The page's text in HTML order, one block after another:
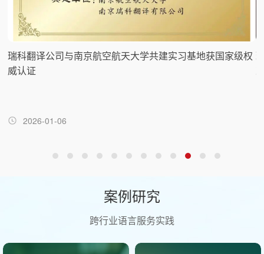
瑞科翻译公司与南京航空航天大学共建实习基地获国家级权
威认证
2026-01-06
案例研究
跨行业语言服务实践